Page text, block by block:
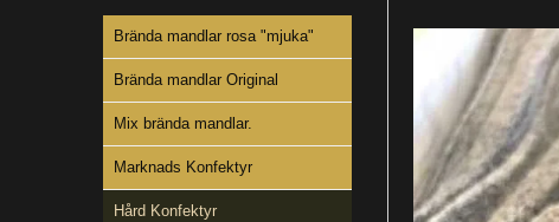
Brända mandlar rosa "mjuka"
Brända mandlar Original
Mix brända mandlar.
Marknads Konfektyr
Hård Konfektyr